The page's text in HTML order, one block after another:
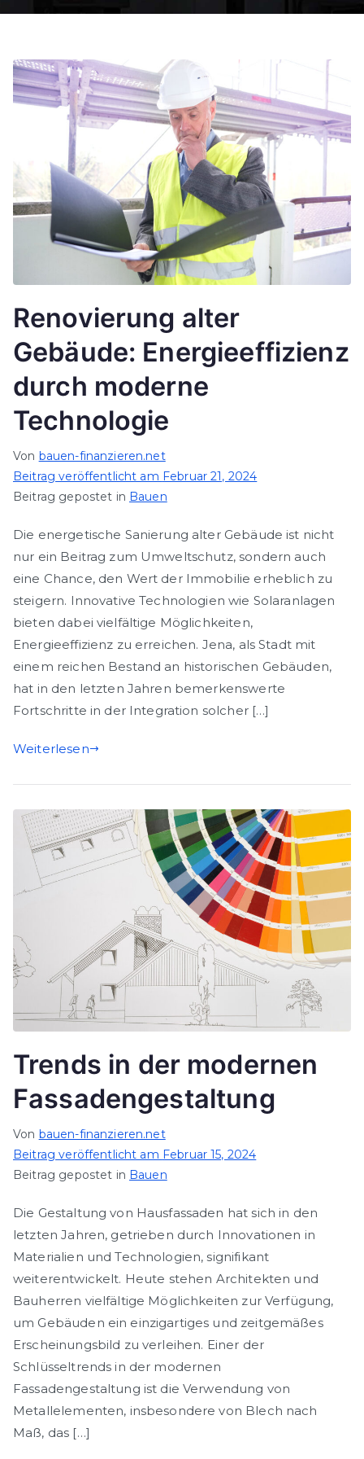
n.
n
Renovierung alter
Gebäude: Energieeffizienz
durch moderne
Technologie
Von bauen-finanzieren.net
Beitrag veröffentlicht am Februar 21, 2024
Beitrag gepostet in Bauen
Die energetische Sanierung alter Gebäude ist nicht
nur ein Beitrag zum Umweltschutz, sondern auch
eine Chance, den Wert der Immobilie erheblich zu
steigern. Innovative Technologien wie Solaranlagen
bieten dabei vielfältige Möglichkeiten,
Energieeffizienz zu erreichen. Jena, als Stadt mit
einem reichen Bestand an historischen Gebäuden,
hat in den letzten Jahren bemerkenswerte
Fortschritte in der Integration solcher […]
Weiterlesen
Trends in der modernen
Fassadengestaltung
Von bauen-finanzieren.net
Beitrag veröffentlicht am Februar 15, 2024
Beitrag gepostet in Bauen
Die Gestaltung von Hausfassaden hat sich in den
letzten Jahren, getrieben durch Innovationen in
Materialien und Technologien, signifikant
weiterentwickelt. Heute stehen Architekten und
Bauherren vielfältige Möglichkeiten zur Verfügung,
um Gebäuden ein einzigartiges und zeitgemäßes
Erscheinungsbild zu verleihen. Einer der
Schlüsseltrends in der modernen
Fassadengestaltung ist die Verwendung von
Metallelementen, insbesondere von Blech nach
Maß, das […]